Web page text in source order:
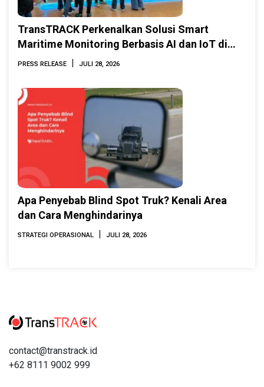
TransTRACK Perkenalkan Solusi Smart
Maritime Monitoring Berbasis AI dan IoT di
INAMARINE 2026
PRESS RELEASE | JULI 28, 2026
Apa Penyebab Blind Spot Truk? Kenali Area
dan Cara Menghindarinya
STRATEGI OPERASIONAL | JULI 28, 2026
contact@transtrack.id
+62 8111 9002 999